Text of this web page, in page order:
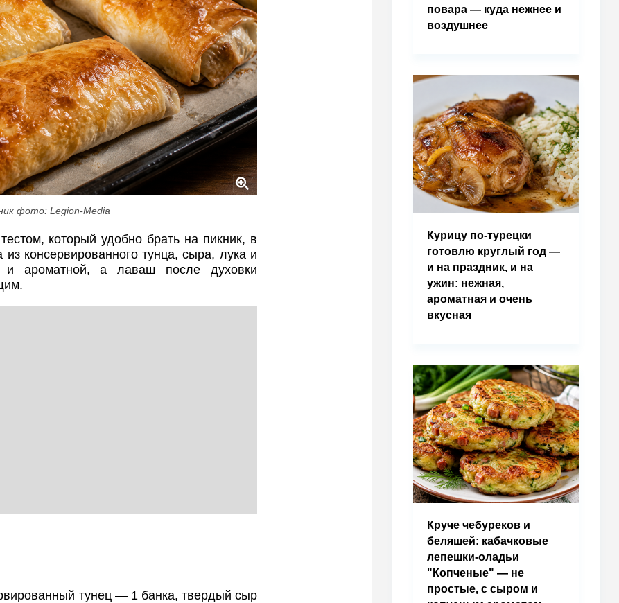
фото: Legion-Media
который удобно брать на пикник, в
консервированного тунца, сыра, лука и
и ароматной, а лаваш после духовки
тунец — 1 банка, твердый сыр
повара — куда нежнее и
воздушнее
Курицу по-турецки
готовлю круглый год —
и на праздник, и на
ужин: нежная,
ароматная и очень
вкусная
Круче чебуреков и
беляшей: кабачковые
лепешки-оладьи
"Копченые" — не
простые, с сыром и